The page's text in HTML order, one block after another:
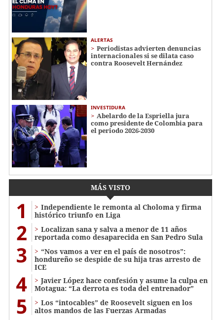
ALERTAS
Periodistas advierten denuncias
internacionales si se dilata caso
contra Roosevelt Hernández
INVESTIDURA
Abelardo de la Espriella jura
como presidente de Colombia para
el periodo 2026-2030
MÁS VISTO
1
Independiente le remonta al Choloma y firma
histórico triunfo en Liga
2
Localizan sana y salva a menor de 11 años
reportada como desaparecida en San Pedro Sula
3
“Nos vamos a ver en el país de nosotros”:
hondureño se despide de su hija tras arresto de
ICE
4
Javier López hace confesión y asume la culpa en
Motagua: “La derrota es toda del entrenador”
5
Los “intocables” de Roosevelt siguen en los
altos mandos de las Fuerzas Armadas